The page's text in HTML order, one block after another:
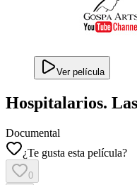
Ver película
Hospitalarios.
Documental
¿Te gusta esta película?
0